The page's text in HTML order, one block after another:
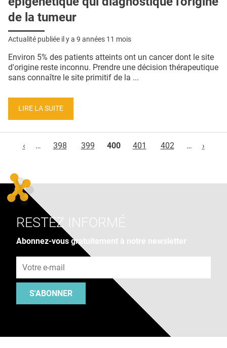
de la tumeur
Actualité publiée il y a 9 années 11 mois
Environ 5% des patients atteints ont un cancer dont le site
d'origine reste inconnu. Prendre une décision thérapeutique
sans connaître le site primitif de la ...
LIRE LA SUITE
‹
… 398 399 400 401 402 … ›
RESTEZ INFORMÉ
Abonnez-vous gratuitement à notre newsletter
S'ABONNER